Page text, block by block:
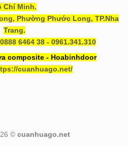
Chí Minh.
Phường Phước Long, TP.Nha
Trang.
6464 38 - 0961.341.310
composite - Hoabinhdoor
cuanhuago.net/
© cuanhuago.net